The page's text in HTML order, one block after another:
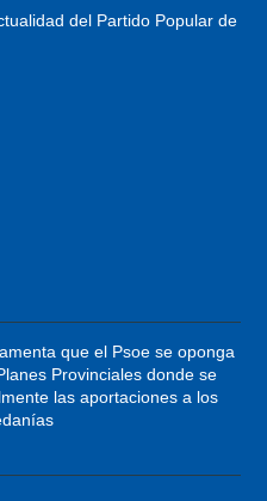
del Partido Popular de
que el Psoe se oponga
Provinciales donde se
las aportaciones a los